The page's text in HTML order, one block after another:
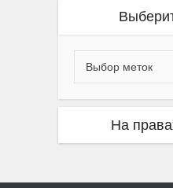
На